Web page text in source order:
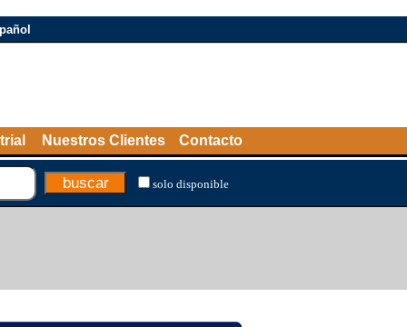
Nuestros Clientes Contacto
solo disponible